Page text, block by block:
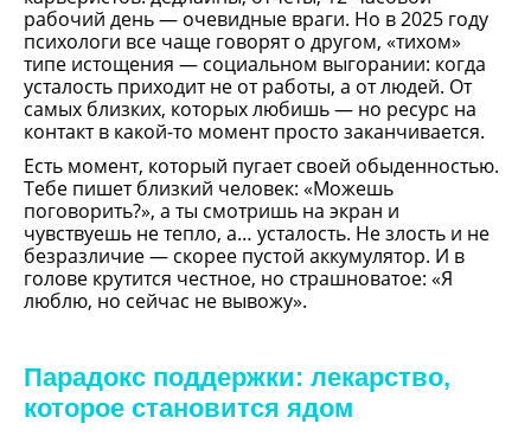
рабочий день — очевидные враги. Но в 2025 году
психологи все чаще говорят о другом, «тихом»
типе истощения — социальном выгорании: когда
усталость приходит не от работы, а от людей. От
самых близких, которых любишь — но ресурс на
контакт в какой-то момент просто заканчивается.
Есть момент, который пугает своей обыденностью.
Тебе пишет близкий человек: «Можешь
поговорить?», а ты смотришь на экран и
чувствуешь не тепло, а… усталость. Не злость и не
безразличие — скорее пустой аккумулятор. И в
голове крутится честное, но страшноватое: «Я
люблю, но сейчас не вывожу».
Парадокс поддержки: лекарство,
которое становится ядом